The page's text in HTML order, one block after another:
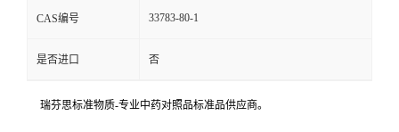
CAS编号 33783-80-1
是否进口 否
瑞芬思标准物质-专业中药对照品标准品供应商。